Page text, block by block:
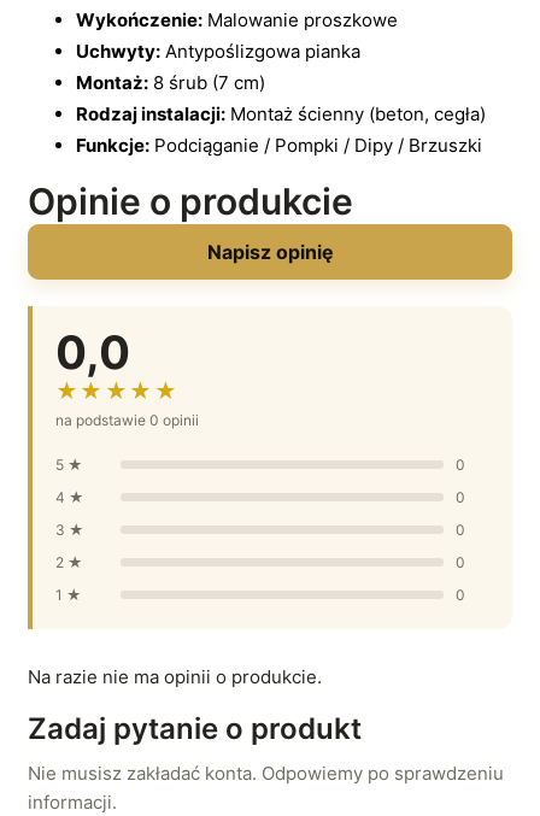
Wykończenie: Malowanie proszkowe
Uchwyty: Antypoślizgowa pianka
Montaż: 8 śrub (7 cm)
Rodzaj instalacji: Montaż ścienny (beton, cegła)
Funkcje: Podciąganie / Pompki / Dipy / Brzuszki
Opinie o produkcie
Napisz opinię
0,0
★★★★★
na podstawie 0 opinii
5 ★
0
4 ★
0
3 ★
0
2 ★
0
1 ★
0
Na razie nie ma opinii o produkcie.
Zadaj pytanie o produkt
Nie musisz zakładać konta. Odpowiemy po sprawdzeniu
informacji.